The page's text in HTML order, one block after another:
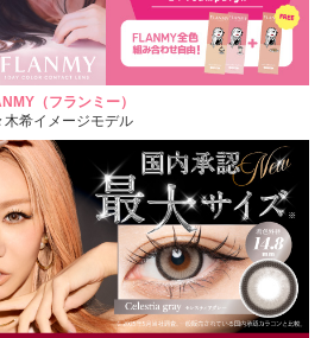
（フランミー）
木希イメージモデル